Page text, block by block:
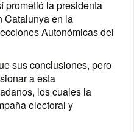
prometió la presidenta
Catalunya en la
Autonómicas del
sus conclusiones, pero
a esta
los cuales la
electoral y